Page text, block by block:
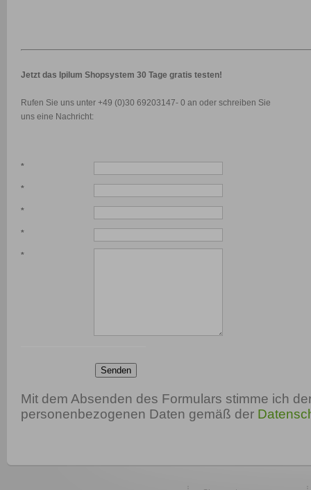
Jetzt das Ipilum Shopsystem 30 Tage gratis testen!
Rufen Sie uns unter +49 (0)30 69203147- 0 an oder schreiben Sie
uns eine Nachricht:
*
*
*
*
*
Senden
Mit dem Absenden des Formulars stimme ich
personenbezogenen Daten gemäß der